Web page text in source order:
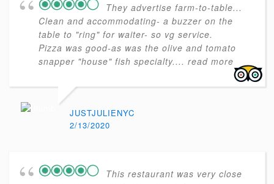
They advertise farm-to-table...
Clean and accommodating- a buzzer on the
table to "ring" for waiter- so vg service.
Pizza was good-as was the olive and tomato
snapper "house" fish specialty. ... read more
JUSTJULIENYC
2/13/2020
This restaurant was very close